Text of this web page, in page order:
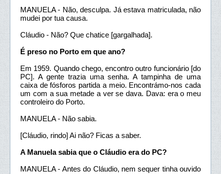
MANUELA - Não, desculpa. Já estava matriculada, não
mudei por tua causa.
Cláudio - Não? Que chatice [gargalhada].
É preso no Porto em que ano?
Em 1959. Quando chego, encontro outro funcionário [do
PC]. A gente trazia uma senha. A tampinha de uma
caixa de fósforos partida a meio. Encontrámo-nos cada
um com a sua metade a ver se dava. Dava: era o meu
controleiro do Porto.
MANUELA - Não sabia.
[Cláudio, rindo] Ai não? Ficas a saber.
A Manuela sabia que o Cláudio era do PC?
MANUELA - Antes do Cláudio, nem sequer tinha ouvido